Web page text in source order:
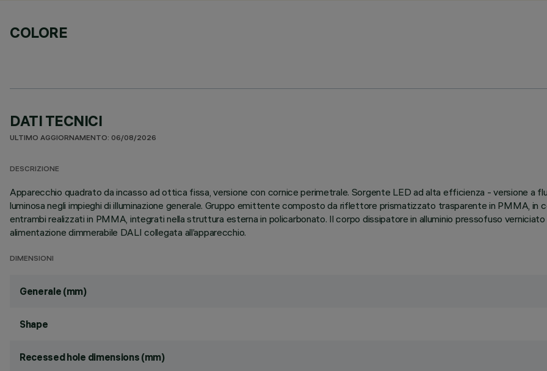
COLORE
DATI TECNICI
ULTIMO AGGIORNAMENTO: 06/08/2026
DESCRIZIONE
Apparecchio quadrato da incasso ad ottica fissa, versione con cornice perimetrale. Sorgente LED ad alta efficienza - versione
luminosa negli impieghi di illuminazione generale. Gruppo emittente composto da riflettore prismatizzato trasparente in PMMA,
entrambi realizzati in PMMA, integrati nella struttura esterna in policarbonato. Il corpo dissipatore in alluminio pressofuso
alimentazione dimmerabile DALI collegata all’apparecchio.
DIMENSIONI
Generale (mm)
Shape
Recessed hole dimensions (mm)